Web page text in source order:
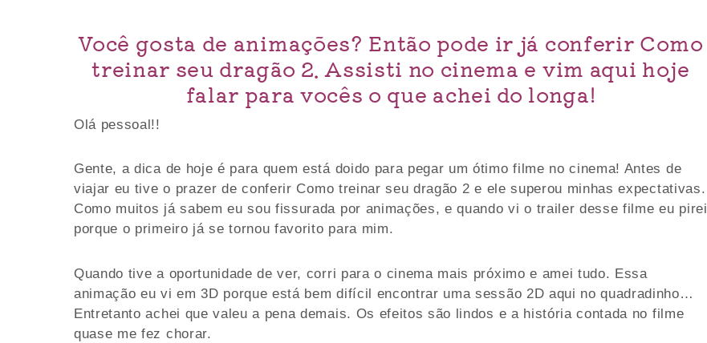
Você gosta de animações? Então pode ir já conferir Como
treinar seu dragão 2. Assisti no cinema e vim aqui hoje
falar para vocês o que achei do longa!
Olá pessoal!!
Gente, a dica de hoje é para quem está doido para pegar um ótimo filme no cinema! Antes de
viajar eu tive o prazer de conferir Como treinar seu dragão 2 e ele superou minhas expectativas.
Como muitos já sabem eu sou fissurada por animações, e quando vi o trailer desse filme eu pirei
porque o primeiro já se tornou favorito para mim.
Quando tive a oportunidade de ver, corri para o cinema mais próximo e amei tudo. Essa
animação eu vi em 3D porque está bem difícil encontrar uma sessão 2D aqui no quadradinho…
Entretanto achei que valeu a pena demais. Os efeitos são lindos e a história contada no filme
quase me fez chorar.